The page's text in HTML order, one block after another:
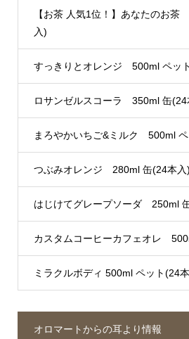
【お茶 人気1位！】あなたのお
入)
すっきりとオレンジ 500ml ペッ
ロサンゼルスコーラ 350ml 缶(24
まろやかいちご&ミルク 500ml
つぶみオレンジ 280ml 缶(24本入)
はじけてグレープソーダ 250ml
カスタムコーヒーカフェオレ
ミラクルボディ 500ml ペット(24
オロマートからの耳より情報